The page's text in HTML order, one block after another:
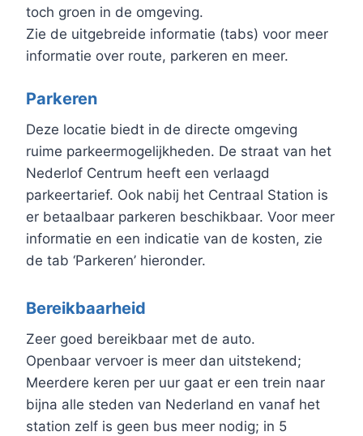
toch groen in de omgeving.
Zie de uitgebreide informatie (tabs) voor meer
informatie over route, parkeren en meer.
Parkeren
Deze locatie biedt in de directe omgeving
ruime parkeermogelijkheden. De straat van het
Nederlof Centrum heeft een verlaagd
parkeertarief. Ook nabij het Centraal Station is
er betaalbaar parkeren beschikbaar. Voor meer
informatie en een indicatie van de kosten, zie
de tab ‘Parkeren’ hieronder.
Bereikbaarheid
Zeer goed bereikbaar met de auto.
Openbaar vervoer is meer dan uitstekend;
Meerdere keren per uur gaat er een trein naar
bijna alle steden van Nederland en vanaf het
station zelf is geen bus meer nodig; in 5